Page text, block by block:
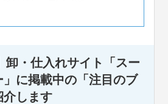
卸・仕入れサイト「スー
に掲載中の「注目のブ
介します